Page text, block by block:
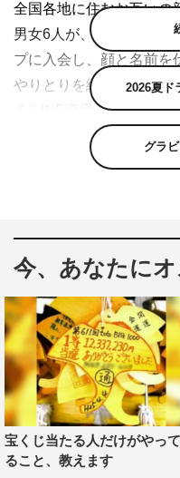
全国各地に住むお互いの
男女6人が、コミュニケ
プに入会し、顔と名前を
やりとりを繰り返すなか
る“LINE恋愛リアリティ
8月30日は、番組の第4
いの顔も本名も知らない
会。「LINE」上で自己
「芸能人なら誰に似て
生メンバーのとまとは、
ら“えっ”てなるし、、、
MC陣も「よく分かって
「佐々木希かな～」と分
ら、向井らは驚きのあま
2026夏ド
グラ
今、あなたに
宝くじ当たる人だけがやっ
ること、教えます